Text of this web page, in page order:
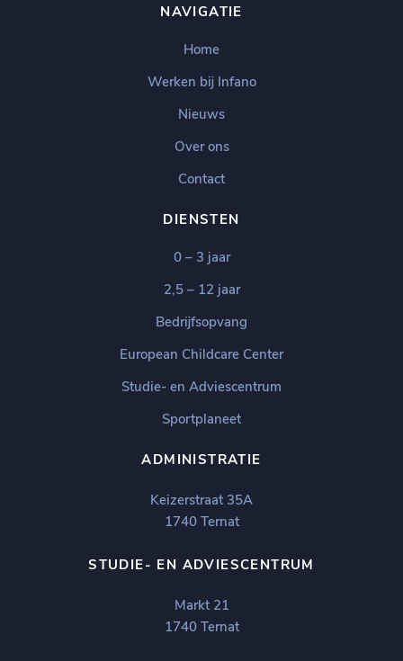
NAVIGATIE
Home
Werken bij Infano
Nieuws
Over ons
Contact
DIENSTEN
0 – 3 jaar
2,5 – 12 jaar
Bedrijfsopvang
European Childcare Center
Studie- en Adviescentrum
Sportplaneet
ADMINISTRATIE
Keizerstraat 35A
1740 Ternat
STUDIE- EN ADVIESCENTRUM
Markt 21
1740 Ternat